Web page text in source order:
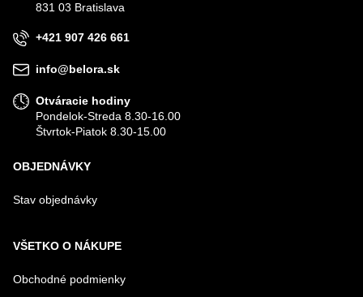
831 03 Bratislava
+421 907 426 661
info@belora.sk
Otváracie hodiny
Pondelok-Streda 8.30-16.00
Štvrtok-Piatok 8.30-15.00
OBJEDNÁVKY
Stav objednávky
VŠETKO O NÁKUPE
Obchodné podmienky